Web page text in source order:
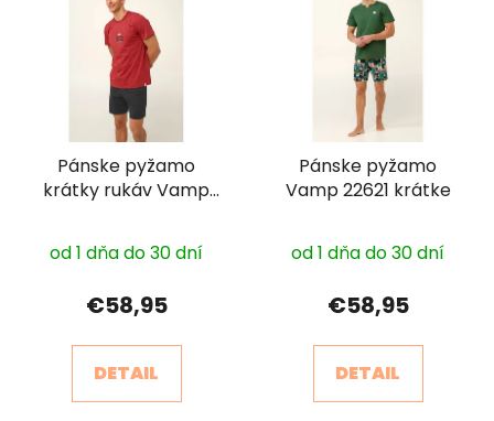
Pánske pyžamo
krátky rukáv Vamp
od 1 dňa do 30 dní
€58,95
DETAIL
Pánske pyžamo
Vamp 22621 krátke
od 1 dňa do 30 dní
€58,95
DETAIL